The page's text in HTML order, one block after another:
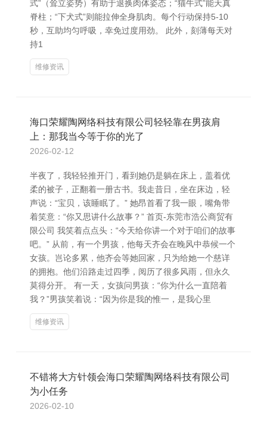
式”（耸立姿势）有助于退换肉体姿态；“猫牛式”能天真
脊柱；“下犬式”则能拉伸全身肌肉。每个行动保持5-10
秒，互助均匀呼吸，幸免过度用劲。 此外，刻薄每天对
持1
维修资讯
海口荣耀陶网络科技有限公司轻轻靠在男孩肩
上：那我当今等于你的光了
2026-02-12
半夜了，我轻轻推开门，看到她仍是躺在床上，盖着优
柔的被子，正翻着一册古书。我走昔日，坐在床边，轻
声说：“宝贝，该睡眠了。” 她昂首看了我一眼，嘴角带
着笑意：“你又思讲什么故事？” 首页-东莞市浩公商贸有
限公司 我笑着点点头：“今天给你讲一个对于咱们的故事
吧。” 从前，有一个男孩，他每天齐会在晚风中恭候一个
女孩。岂论多累，他齐会等她回家，只为给她一个慈详
的拥抱。他们沿路走过四季，阅历了很多风雨，但永久
莫得分开。 有一天，女孩问男孩：“你为什么一直陪着
我？”男孩笑着说：“因为你是我的惟一，是我心里
维修资讯
不错将大方针领会海口荣耀陶网络科技有限公司
为小任务
2026-02-10